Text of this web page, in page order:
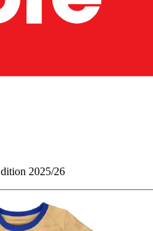
2025/26